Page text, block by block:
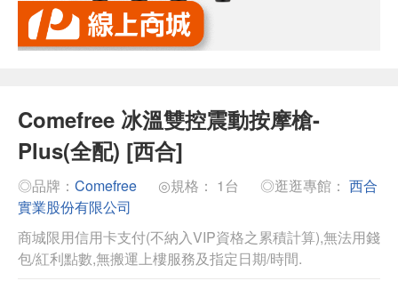
Comefree 冰溫雙控震動按摩槍-
Plus(全配) [西合]
◎品牌： Comefree ◎規格： 1台 ◎逛逛專館： 西合
實業股份有限公司
商城限用信用卡支付(不納入VIP資格之累積計算),無法用錢
包/紅利點數,無搬運上樓服務及指定日期/時間.